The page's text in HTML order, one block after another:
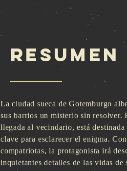
resumen
La ciudad sueca de Gotemburgo
sus barrios un misterio sin resolver.
llegada al vecindario, está
clave para esclarecer el enigma.
compatriotas, la protagonista irá
inquietantes detalles de las vidas de